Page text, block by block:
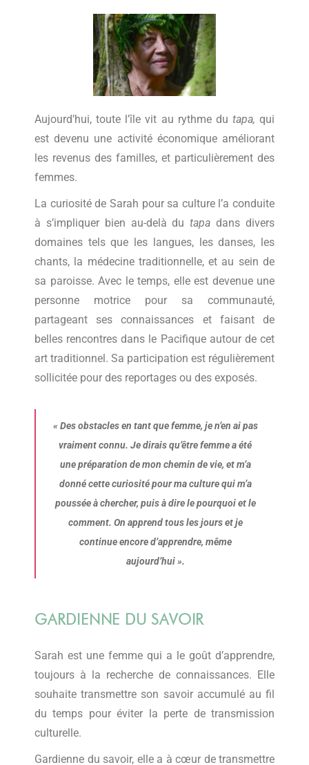
Aujourd’hui, toute l’île vit au rythme du tapa, qui
est devenu une activité économique améliorant
les revenus des familles, et particulièrement des
femmes.
La curiosité de Sarah pour sa culture l’a conduite
à s’impliquer bien au-delà dutapa dans divers
domaines tels que les langues, les danses, les
chants, la médecine traditionnelle, et au sein de
sa paroisse. Avec le temps, elle est devenue une
personne motrice pour sa communauté,
partageant ses connaissances et faisant de
belles rencontres dans le Pacifique autour de cet
art traditionnel. Sa participation est régulièrement
sollicitée pour des reportages ou des exposés.
« Des obstacles en tant que femme, je n’en ai pas
vraiment connu. Je dirais qu’être femme a été
une préparation de mon chemin de vie, et m’a
donné cette curiosité pour ma culture qui m’a
poussée à chercher, puis à dire le pourquoi et le
comment. On apprend tous les jours et je
continue encore d’apprendre, même
aujourd’hui ».
GARDIENNE DU SAVOIR
Sarah est une femme qui a le goût d’apprendre,
toujours à la recherche de connaissances. Elle
souhaite transmettre son savoir accumulé au fil
du temps pour éviter la perte de transmission
culturelle.
Gardienne du savoir, elle a à cœur de transmettre